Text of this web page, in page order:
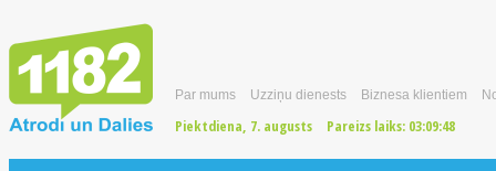
Par mums Uzziņu dienests Biznesa klientiem
Piektdiena, 7. augusts Pareizs laiks: 03:09:48